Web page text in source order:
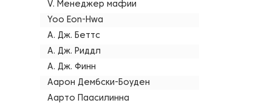
V. Менеджер мафии
Yoo Eon-Hwa
А. Дж. Беттс
А. Дж. Риддл
А. Дж. Финн
Аарон Дембски-Боуден
Аарто Паасилинна